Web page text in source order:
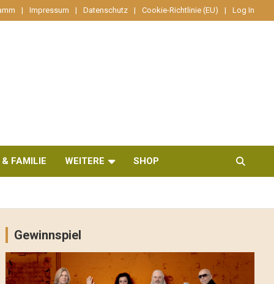
Impressum Datenschutz Cookie-Richtlinie (EU) Log In
FAMILIE WEITERE SHOP
Gewinnspiel